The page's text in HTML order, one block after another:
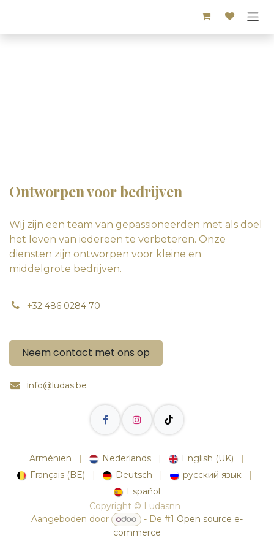
Ontworpen voor bedrijven
Wij zijn een team van gepassioneerden met als doel
het leven van iedereen te verbeteren. Onze
diensten zijn ontworpen voor kleine en
middelgrote bedrijven.
+32 486 0284 70
Neem contact met ons op
info@ludas.be
Copyright © Ludasnn
Arménien | Nederlands | English (UK)
|
Français (BE)
| Deutsch | русский язык
|
Español
Aangeboden door - De #1 Open source e-
commerce